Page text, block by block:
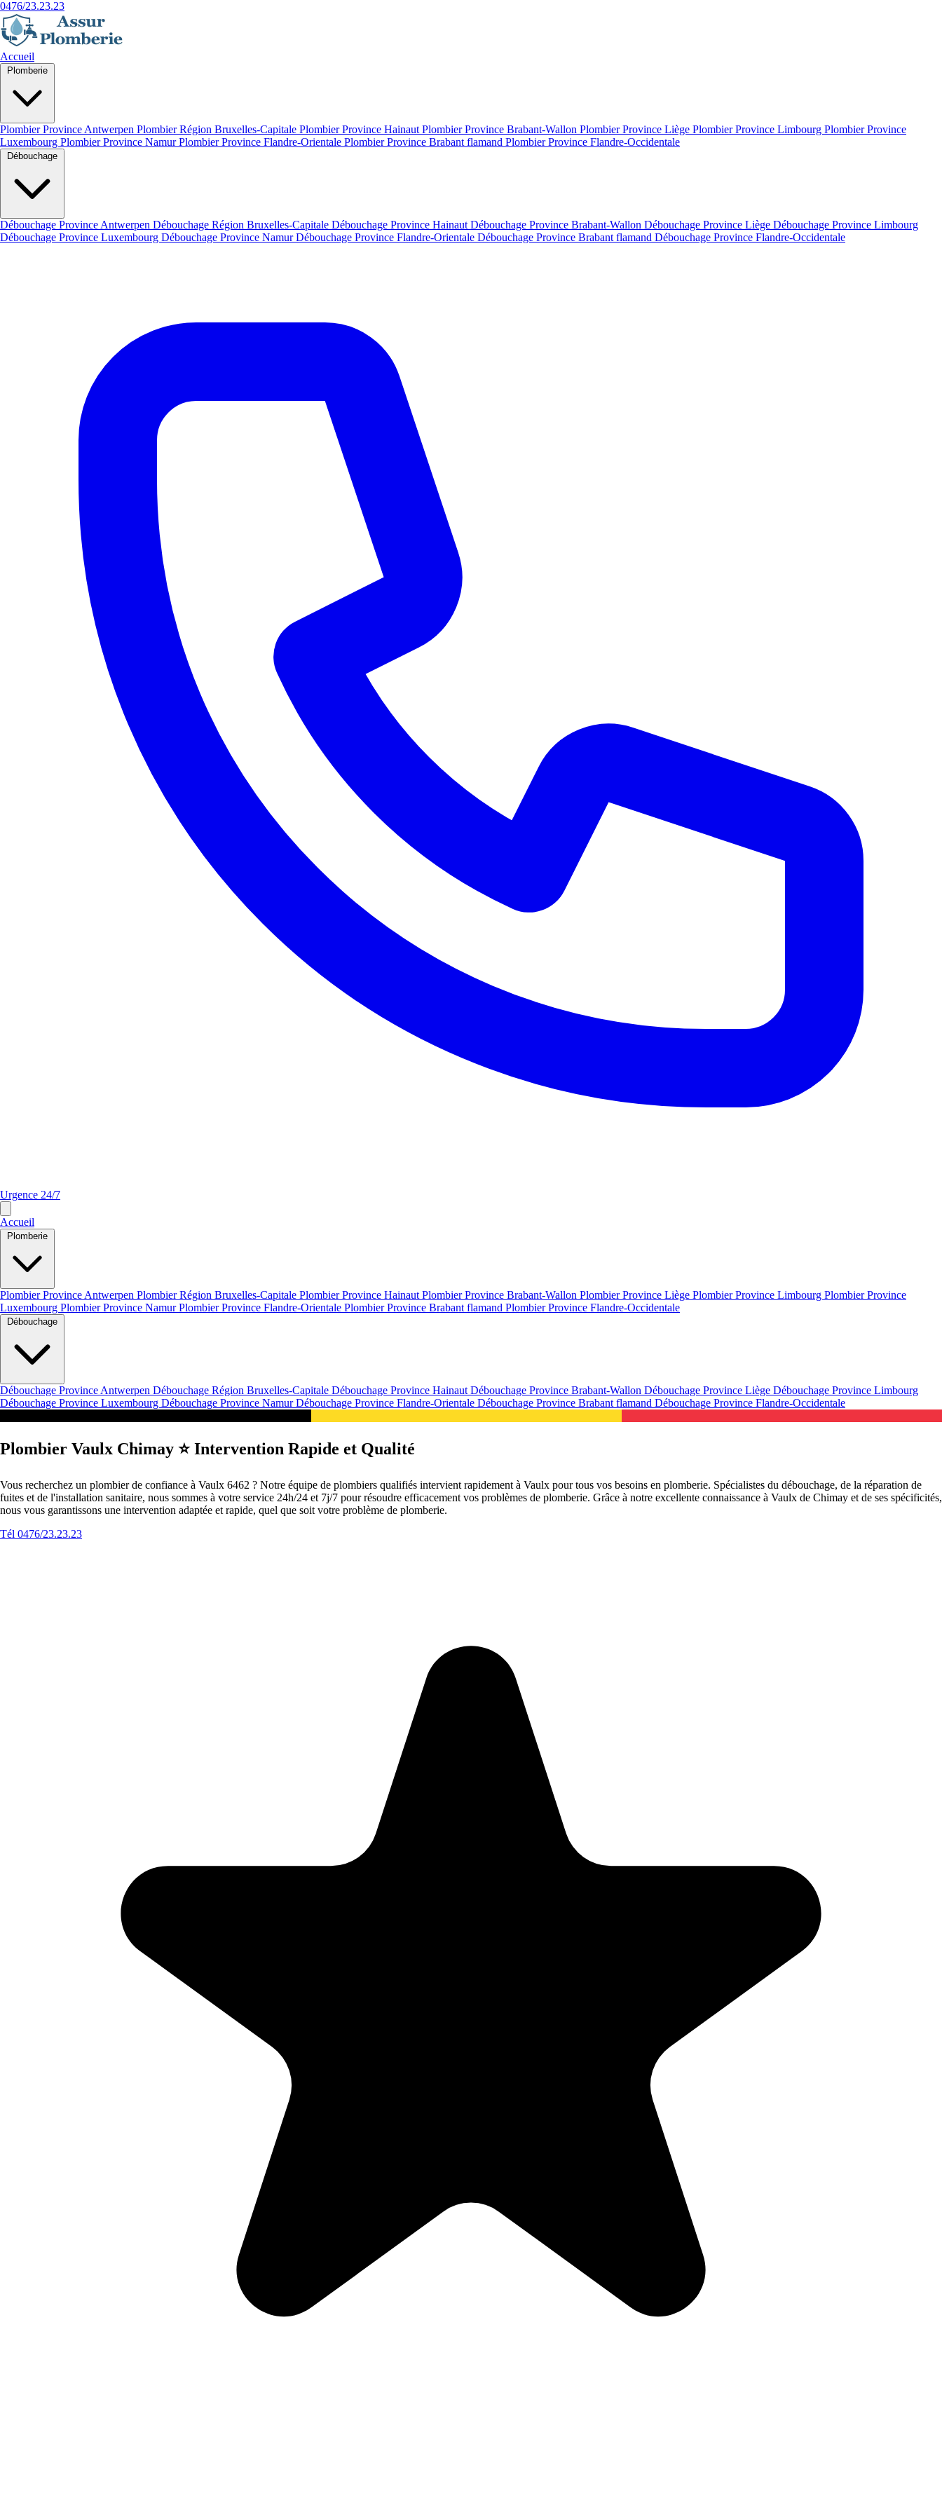
0476/23.23.23
Accueil
Plombier Province Antwerpen Plombier Région Bruxelles-Capitale Plombier Province Hainaut Plombier Province Brabant-Wallon Plombier Province Liège Plombier Province Limbourg Plombier Province
Luxembourg Plombier Province NamurPlombier Province Flandre-Orientale Plombier Province Brabant flamand Plombier Province Flandre-Occidentale
Débouchage Province Antwerpen Débouchage Région Bruxelles-Capitale Débouchage Province Hainaut Débouchage Province Brabant-Wallon Débouchage Province Liège Débouchage Province Limbourg
Débouchage Province Luxembourg Débouchage Province NamurDébouchage Province Flandre-Orientale Débouchage Province Brabant flamand Débouchage Province Flandre-Occidentale
Urgence 24/7
Accueil
Plombier Province Antwerpen Plombier Région Bruxelles-Capitale Plombier Province Hainaut Plombier Province Brabant-Wallon Plombier Province Liège Plombier Province Limbourg Plombier Province
Luxembourg Plombier Province NamurPlombier Province Flandre-Orientale Plombier Province Brabant flamand Plombier Province Flandre-Occidentale
Débouchage Province Antwerpen Débouchage Région Bruxelles-Capitale Débouchage Province Hainaut Débouchage Province Brabant-Wallon Débouchage Province Liège Débouchage Province Limbourg
Débouchage Province Luxembourg Débouchage Province NamurDébouchage Province Flandre-Orientale Débouchage Province Brabant flamand Débouchage Province Flandre-Occidentale
Plombier Vaulx Chimay ⭐️ Intervention Rapide et Qualité
Vous recherchez un plombier de confiance à Vaulx 6462 ? Notre équipe de plombiers qualifiés intervient rapidement à Vaulx pour tous vos besoins en plomberie. Spécialistes du débouchage, de la réparation de
fuites et de l'installation sanitaire, nous sommes à votre service 24h/24 et 7j/7 pour résoudre efficacement vos problèmes de plomberie. Grâce à notre excellente connaissance à Vaulx de Chimay et de ses spécificités,
nous vous garantissons une intervention adaptée et rapide, quel que soit votre problème de plomberie.
Tél 0476/23.23.23